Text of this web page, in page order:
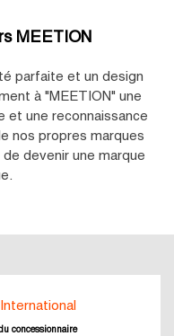
MEETION
parfaite et un design
à "MEETION" une
et une reconnaissance
nos propres marques
devenir une marque
concessionnaire